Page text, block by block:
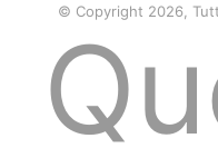
© Copyright 2026,